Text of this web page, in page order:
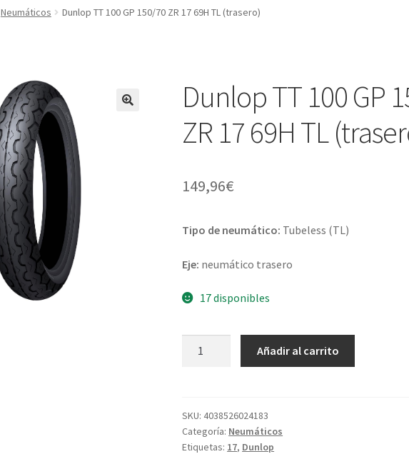
Neumáticos Dunlop TT 100 GP 150/70 ZR 17 69H TL (trasero)
Dunlop TT 100 GP
ZR 17 69H TL
149,96€
Tipo de neumático: Tubeless (TL)
Eje: neumático trasero
17 disponibles
150/70
ZR
17
Añadir al carrito
SKU:4038526024183
Categoría: Neumáticos
Etiquetas: 17, Dunlop